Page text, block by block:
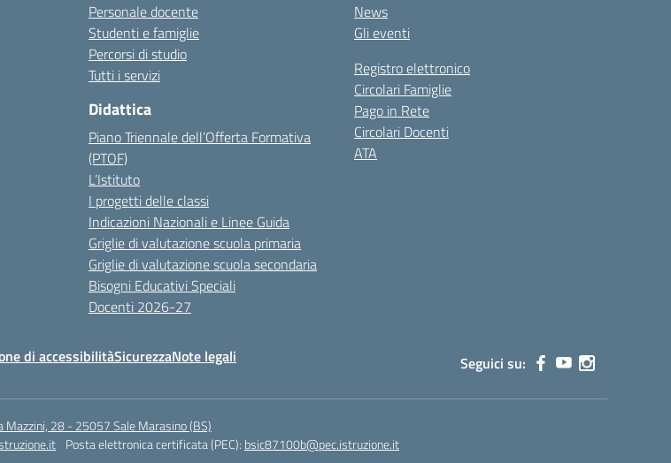
Personale docente
Studenti e famiglie
Percorsi di studio
Tutti i servizi
Didattica
Piano Triennale dell’Offerta Formativa
(PTOF)
L’Istituto
I progetti delle classi
Indicazioni Nazionali e Linee Guida
Griglie di valutazione scuola primaria
Griglie di valutazione scuola secondaria
Bisogni Educativi Speciali
Docenti 2026-27
News
Gli eventi
Registro elettronico
Circolari Famiglie
Pago in Rete
Circolari Docenti
ATA
di accessibilitàSicurezzaNote legali Seguici su:
Mazzini, 28 - 25057 Sale Marasino (BS)
Posta elettronica certificata (PEC): bsic87100b@pec.istruzione.it